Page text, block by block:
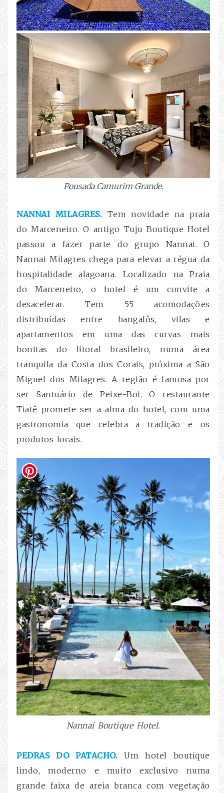
Pousada Camurim Grande.
NANNAI MILAGRES. Tem novidade na praia
do Marceneiro. O antigo Tuju Boutique Hotel
passou a fazer parte do grupo Nannai. O
Nannai Milagres chega para elevar a régua da
hospitalidade alagoana. Localizado na Praia
do Marceneiro, o hotel é um convite a
desacelerar. Tem 55 acomodações
distribuídas entre bangalôs, vilas e
apartamentos em uma das curvas mais
bonitas do litoral brasileiro, numa área
tranquila da Costa dos Corais, próxima a São
Miguel dos Milagres. A região é famosa por
ser Santuário de Peixe-Boi. O restaurante
Tiatê promete ser a alma do hotel, com uma
gastronomia que celebra a tradição e os
produtos locais.
Nannai Boutique Hotel.
PEDRAS DO PATACHO.
Um hotel boutique
lindo, moderno e muito exclusivo numa
grande faixa de areia branca com vegetação